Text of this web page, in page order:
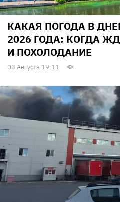
КАКАЯ ПОГОДА В
2026 ГОДА: КОГДА
И ПОХОЛОДАНИЕ
03 Августа 19:11